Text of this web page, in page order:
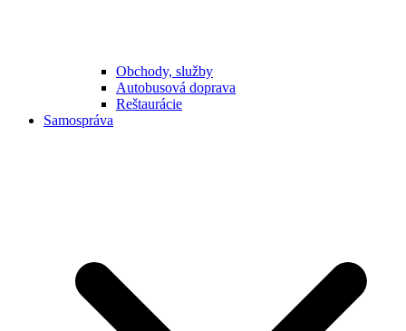
Obchody, služby
Autobusová doprava
Reštaurácie
Samospráva